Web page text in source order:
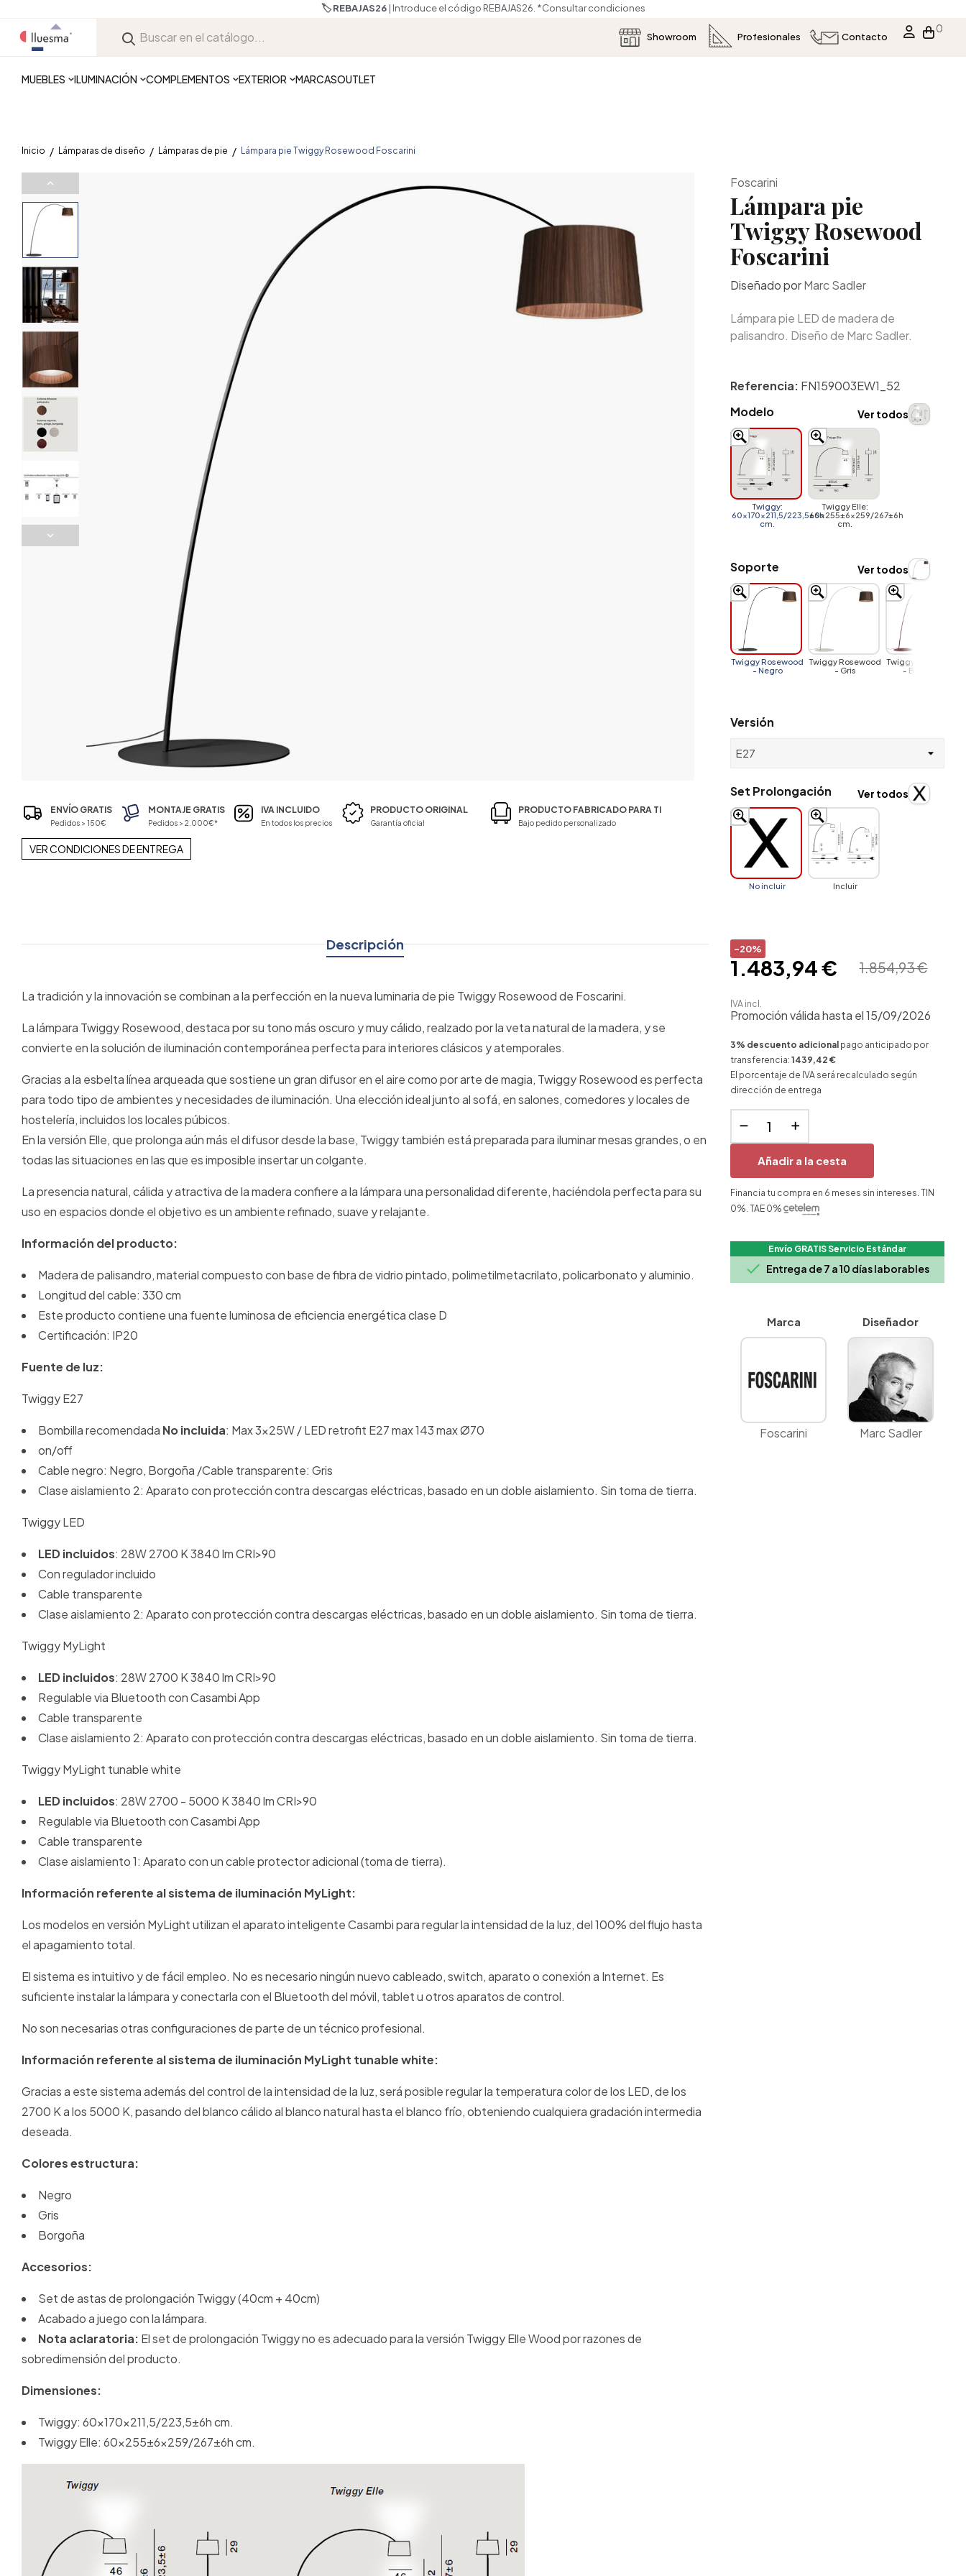
🏷️ REBAJAS26| Introduce el código REBAJAS26. *Consultar condiciones
Showroom Profesionales Contacto
0
MUEBLES ILUMINACIÓN COMPLEMENTOS EXTERIOR MARCASOUTLET
Inicio Lámparas de diseño Lámparas de pie Lámpara pie Twiggy Rosewood Foscarini
ENVÍO GRATIS
Pedidos > 150€
MONTAJE GRATIS
Pedidos > 2.000€*
IVA INCLUIDO
En todos los precios
PRODUCTO ORIGINAL
Garantía oficial
PRODUCTO FABRICADO PARA TI
Bajo pedido personalizado
VER CONDICIONES DE ENTREGA
Descripción
La tradición y la innovación se combinan a la perfección en la nueva luminaria de pie Twiggy Rosewood de Foscarini.
La lámpara Twiggy Rosewood, destaca por su tono más oscuro y muy cálido, realzado por la veta natural de la madera, y se
convierte en la solución de iluminación contemporánea perfecta para interiores clásicos y atemporales.
Gracias a la esbelta línea arqueada que sostiene un gran difusor en el aire como por arte de magia, Twiggy Rosewood es perfecta
para todo tipo de ambientes y necesidades de iluminación. Una elección ideal junto al sofá, en salones, comedores y locales de
hostelería, incluidos los locales púbicos.
En la versión Elle, que prolonga aún más el difusor desde la base, Twiggy también está preparada para iluminar mesas grandes, o en
todas las situaciones en las que es imposible insertar un colgante.
La presencia natural, cálida y atractiva de la madera confiere a la lámpara una personalidad diferente, haciéndola perfecta para su
uso en espacios donde el objetivo es un ambiente refinado, suave y relajante.
Información del producto:
Madera de palisandro, material compuesto con base de fibra de vidrio pintado, polimetilmetacrilato, policarbonato y aluminio.
Longitud del cable: 330 cm
Este producto contiene una fuente luminosa de eficiencia energética clase D
Certificación: IP20
Fuente de luz:
Twiggy E27
Bombilla recomendada No incluida: Max 3x25W / LED retrofit E27 max 143 max Ø70
on/off
Cable negro: Negro, Borgoña /Cable transparente: Gris
Clase aislamiento 2: Aparato con protección contra descargas eléctricas, basado en un doble aislamiento. Sin toma de tierra.
Twiggy LED
LED incluidos: 28W 2700 K 3840 lm CRI>90
Con regulador incluido
Cable transparente
Clase aislamiento 2: Aparato con protección contra descargas eléctricas, basado en un doble aislamiento. Sin toma de tierra.
Twiggy MyLight
LED incluidos: 28W 2700 K 3840 lm CRI>90
Regulable via Bluetooth con Casambi App
Cable transparente
Clase aislamiento 2: Aparato con protección contra descargas eléctricas, basado en un doble aislamiento. Sin toma de tierra.
Twiggy MyLight tunable white
LED incluidos: 28W 2700 - 5000 K 3840 lm CRI>90
Regulable via Bluetooth con Casambi App
Cable transparente
Clase aislamiento 1: Aparato con un cable protector adicional (toma de tierra).
Información referente al sistema de iluminación MyLight:
Los modelos en versión MyLight utilizan el aparato inteligente Casambi para regular la intensidad de la luz, del 100% del flujo hasta
el apagamiento total.
El sistema es intuitivo y de fácil empleo. No es necesario ningún nuevo cableado, switch, aparato o conexión a Internet. Es
suficiente instalar la lámpara y conectarla con el Bluetooth del móvil, tablet u otros aparatos de control.
No son necesarias otras configuraciones de parte de un técnico profesional.
Información referente al sistema de iluminación MyLight tunable white:
Gracias a este sistema además del control de la intensidad de la luz, será posible regular la temperatura color de los LED, de los
2700 K a los 5000 K, pasando del blanco cálido al blanco natural hasta el blanco frío, obteniendo cualquiera gradación intermedia
deseada.
Colores estructura:
Negro
Gris
Borgoña
Accesorios:
Set de astas de prolongación Twiggy (40cm + 40cm)
Acabado a juego con la lámpara.
Nota aclaratoria: El set de prolongación Twiggy no es adecuado para la versión Twiggy Elle Wood por razones de
sobredimensión del producto.
Dimensiones:
Twiggy: 60x170x211,5/223,5±6h cm.
Twiggy Elle: 60x255±6x259/267±6h cm.
Foscarini
Lámpara pie
Twiggy Rosewood
Foscarini
Diseñado porMarc Sadler
Lámpara pie LED de madera de
palisandro. Diseño de Marc Sadler.
Referencia: FN159003EW1_52
Modelo
Twiggy:
60x170x211,5/223,5±6h
cm.
Twiggy Elle:
60x255±6x259/267±6h
cm.
Ver todos
Soporte
Twiggy Rosewood
- Negro
Twiggy Rosewood
- Gris
Twiggy Rosewood
- Borgoña
Ver todos
Versión
Set Prolongación
No incluir Incluir
Ver todos
-20%
1.854,93 €
1.483,94 €
IVA incl.
Promoción válida hasta el 15/09/2026
3% descuento adicional pago anticipado por
transferencia: 1439,42 €
El porcentaje de IVA será recalculado según
dirección de entrega
Añadir a la cesta
Financia tu compra en 6 meses sin intereses. TIN
0%. TAE 0%
Envío GRATIS Servicio Estándar
 Entrega de 7 a 10 días laborables
Marca
Foscarini
Diseñador
Marc Sadler